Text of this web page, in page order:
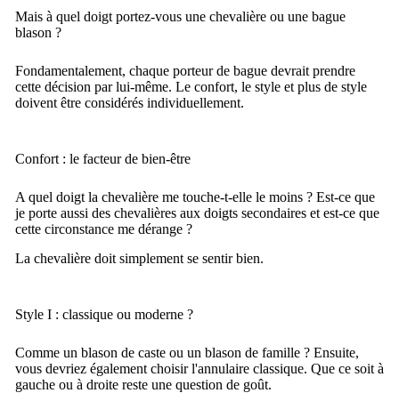
Mais à quel doigt portez-vous une chevalière ou une bague
blason ?
Fondamentalement, chaque porteur de bague devrait prendre
cette décision par lui-même. Le confort, le style et plus de style
doivent être considérés individuellement.
Confort : le facteur de bien-être
A quel doigt la chevalière me touche-t-elle le moins ? Est-ce que
je porte aussi des chevalières aux doigts secondaires et est-ce que
cette circonstance me dérange ?
La chevalière doit simplement se sentir bien.
Style I : classique ou moderne ?
Comme un blason de caste ou un blason de famille ? Ensuite,
vous devriez également choisir l'annulaire classique. Que ce soit à
gauche ou à droite reste une question de goût.